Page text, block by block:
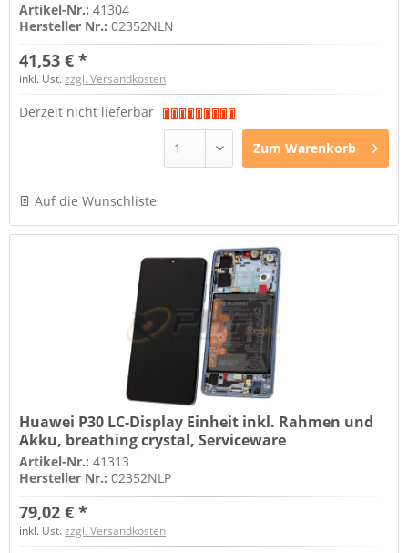
Artikel-Nr.:41304
Hersteller Nr.:02352NLN
41,53 € *
inkl. Ust.zzgl. Versandkosten
Derzeit nicht lieferbar
Zum Warenkorb
Auf die Wunschliste
Huawei P30 LC-Display Einheit inkl. Rahmen und
Akku, breathing crystal, Serviceware
Artikel-Nr.:41313
Hersteller Nr.:02352NLP
79,02 € *
inkl. Ust.zzgl. Versandkosten